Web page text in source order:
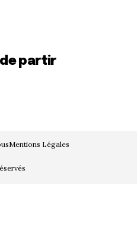
partir
Mentions Légales